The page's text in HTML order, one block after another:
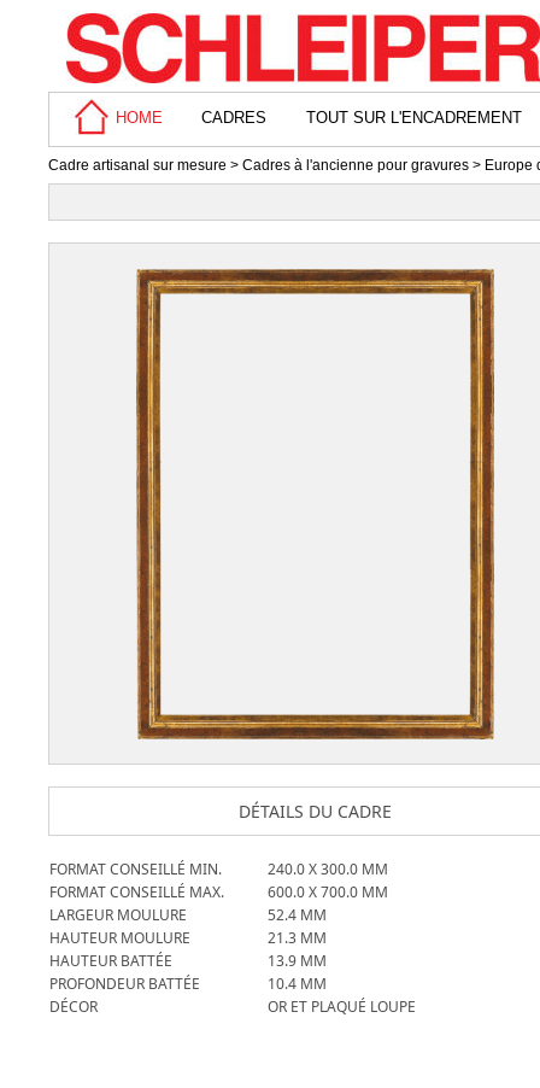
HOME CADRES TOUT SUR L'ENCADREMENT
Cadre artisanal sur mesure > Cadres à l'ancienne pour gravures > Europe
DÉTAILS DU CADRE
FORMAT CONSEILLÉ MIN. 240.0X300.0 MM
FORMAT CONSEILLÉ MAX.
600.0X700.0 MM
LARGEUR MOULURE
52.4 MM
HAUTEUR MOULURE
21.3 MM
HAUTEUR BATTÉE
13.9 MM
PROFONDEUR BATTÉE
10.4 MM
DÉCOR
OR ET PLAQUÉ LOUPE